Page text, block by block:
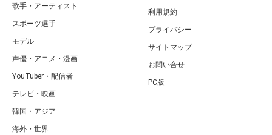
歌手・アーティスト
スポーツ選手
モデル
声優・アニメ・漫画
YouTuber・配信者
テレビ・映画
韓国・アジア
海外・世界
利用規約
プライバシー
サイトマップ
お問い合せ
PC版